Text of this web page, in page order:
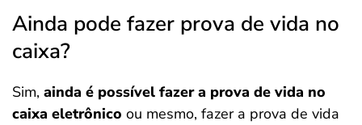
Ainda pode fazer prova de vida no
caixa?
Sim, ainda é possível fazer a prova de vida no
caixa eletrônico ou mesmo, fazer a prova de vida